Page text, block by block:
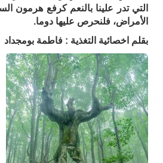
التي تدر علينا بالنعم كرفع هرمون
الأمراض، فلنحرص عليها دوما.
بقلم اخصائية التغذية : فاطمة بومجداد